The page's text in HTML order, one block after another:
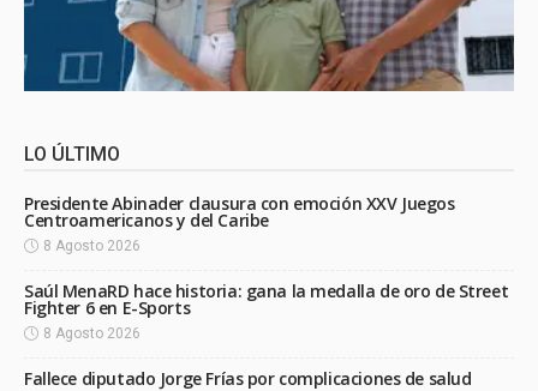
LO ÚLTIMO
Presidente Abinader clausura con emoción XXV Juegos
Centroamericanos y del Caribe
8 Agosto 2026
Saúl MenaRD hace historia: gana la medalla de oro de Street
Fighter 6 en E-Sports
8 Agosto 2026
Fallece diputado Jorge Frías por complicaciones de salud